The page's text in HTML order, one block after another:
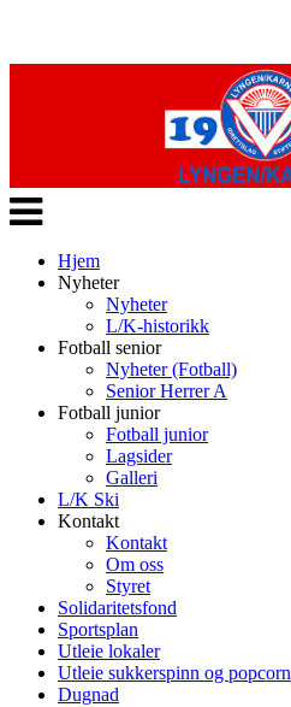
Veksle
navigasjon
Hjem
Nyheter
Nyheter
L/K-historikk
Fotball senior
Nyheter (Fotball)
Senior Herrer A
Fotball junior
Fotball junior
Lagsider
Galleri
L/K Ski
Kontakt
Kontakt
Om oss
Styret
Solidaritetsfond
Sportsplan
Utleie lokaler
Utleie sukkerspinn og popcorn
Dugnad